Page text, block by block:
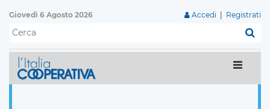
Giovedì 6 Agosto 2026 Accedi Registrati